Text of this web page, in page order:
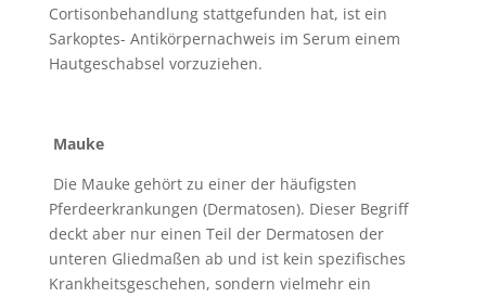
Cortisonbehandlung stattgefunden hat, ist ein
Sarkoptes- Antikörpernachweis im Serum einem
Hautgeschabsel vorzuziehen.
Mauke
Die Mauke gehört zu einer der häufigsten
Pferdeerkrankungen (Dermatosen). Dieser Begriff
deckt aber nur einen Teil der Dermatosen der
unteren Gliedmaßen ab und ist kein spezifisches
Krankheitsgeschehen, sondern vielmehr ein